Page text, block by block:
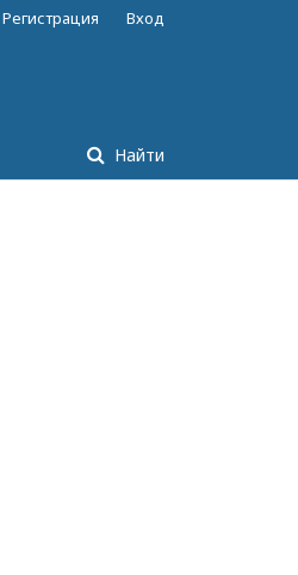
Найти
Регистрация Вход